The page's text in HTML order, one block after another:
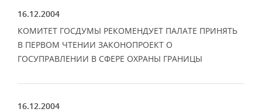
16.12.2004
КОМИТЕТ ГОСДУМЫ РЕКОМЕНДУЕТ ПАЛАТЕ ПРИНЯТЬ
В ПЕРВОМ ЧТЕНИИ ЗАКОНОПРОЕКТ О
ГОСУПРАВЛЕНИИ В СФЕРЕ ОХРАНЫ ГРАНИЦЫ
16.12.2004